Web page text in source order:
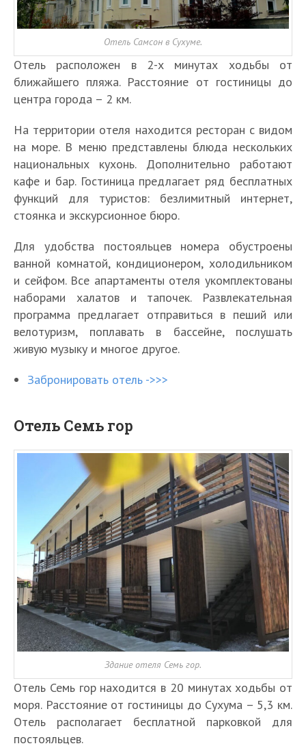
Отель Самсон в Сухуме.
Отель расположен в 2-х минутах ходьбы от
ближайшего пляжа. Расстояние от гостиницы до
центра города – 2 км.
На территории отеля находится ресторан с видом
на море. В меню представлены блюда нескольких
национальных кухонь. Дополнительно работают
кафе и бар. Гостиница предлагает ряд бесплатных
функций для туристов: безлимитный интернет,
стоянка и экскурсионное бюро.
Для удобства постояльцев номера обустроены
ванной комнатой, кондиционером, холодильником
и сейфом. Все апартаменты отеля укомплектованы
наборами халатов и тапочек. Развлекательная
программа предлагает отправиться в пеший или
велотуризм, поплавать в бассейне, послушать
живую музыку и многое другое.
Забронировать отель ->>>
Отель Семь гор
Здание отеля Семь гор.
Отель Семь гор находится в 20 минутах ходьбы от
моря. Расстояние от гостиницы до Сухума – 5,3 км.
Отель располагает бесплатной парковкой для
постояльцев.